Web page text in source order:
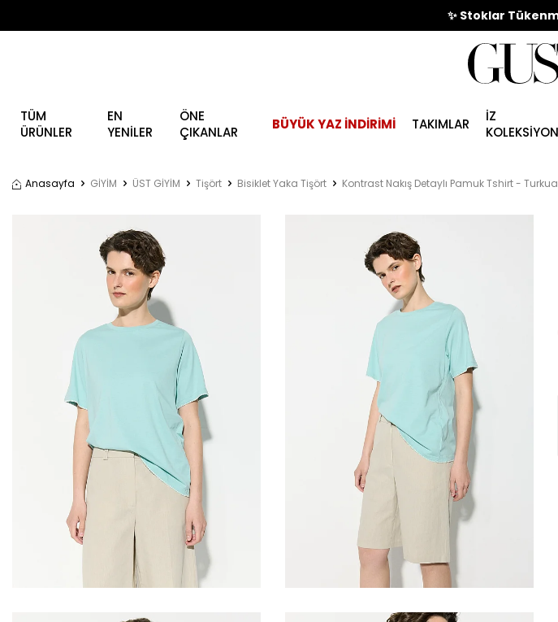
🎉%70'e Varan Büyük
✨ Stoklar
TÜM
ÜRÜNLER
EN
YENİLER
ÖNE
ÇIKANLAR
BÜYÜK YAZ İNDİRİMİ TAKIMLAR
İZ
Anasayfa GİYİM ÜST GİYİM Tişört Bisiklet Yaka Tişört Kontrast Nakış Detaylı Pamuk Tshirt -